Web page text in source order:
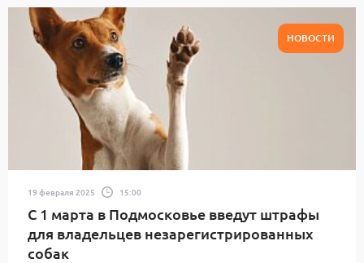
НОВОСТИ
19 февраля 2025 15:00
С 1 марта в Подмосковье введут штрафы
для владельцев незарегистрированных
собак